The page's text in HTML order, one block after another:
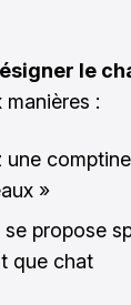
le
:
une
»
se propose
que chat